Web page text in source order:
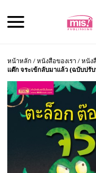
หน้าหลัก /หนังสือของเรา /หนัง
แต๊ก จระเข้กลับมาแล้ว (ฉบับปรับ